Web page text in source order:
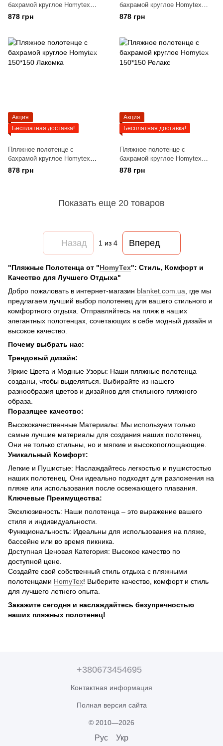
бахрамой круглое Homytex
150*150 Ловец снов
878 грн
бахрамой круглое Homytex
150*150 Пальмы
878 грн
Акция
Бесплатная доставка!
Пляжное полотенце с
бахрамой круглое Homytex
150*150 Лакомка
878 грн
Акция
Бесплатная доставка!
Пляжное полотенце с
бахрамой круглое Homytex
150*150 Релакс
878 грн
Показать еще 20 товаров
Назад 1 из 4 Вперед
"Пляжные Полотенца от "HomyTex": Стиль, Комфорт и
Качество для Лучшего Отдыха"
Добро пожаловать в интернет-магазин blanket.com.ua , где мы
предлагаем лучший выбор полотенец для вашего стильного и
комфортного отдыха. Отправляйтесь на пляж в наших
элегантных полотенцах, сочетающих в себе модный дизайн и
высокое качество.
Почему выбрать нас:
Трендовый дизайн:
Яркие Цвета и Модные Узоры: Наши пляжные полотенца
созданы, чтобы выделяться. Выбирайте из нашего
разнообразия цветов и дизайнов для стильного пляжного
образа.
Поразящее качество:
Высококачественные Материалы: Мы используем только
самые лучшие материалы для создания наших полотенец.
Они не только стильны, но и мягкие и высокопоглощающие.
Уникальный Комфорт:
Легкие и Пушистые: Наслаждайтесь легкостью и пушистостью
наших полотенец. Они идеально подходят для разложения на
пляже или использования после освежающего плавания.
Ключевые Преимущества:
Эксклюзивность: Наши полотенца – это выражение вашего
стиля и индивидуальности.
Функциональность: Идеальны для использования на пляже,
бассейне или во время пикника.
Доступная Ценовая Категория: Высокое качество по
доступной цене.
Создайте свой собственный стиль отдыха с пляжными
полотенцами HomyTex! Выберите качество, комфорт и стиль
для лучшего летнего опыта.
Закажите сегодня и наслаждайтесь безупречностью
наших пляжных полотенец!
+380673454695
Контактная информация
Полная версия сайта
© 2010—2026
Рус Укр